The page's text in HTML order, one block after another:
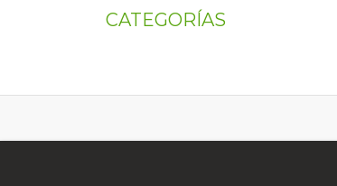
CATEGORÍAS